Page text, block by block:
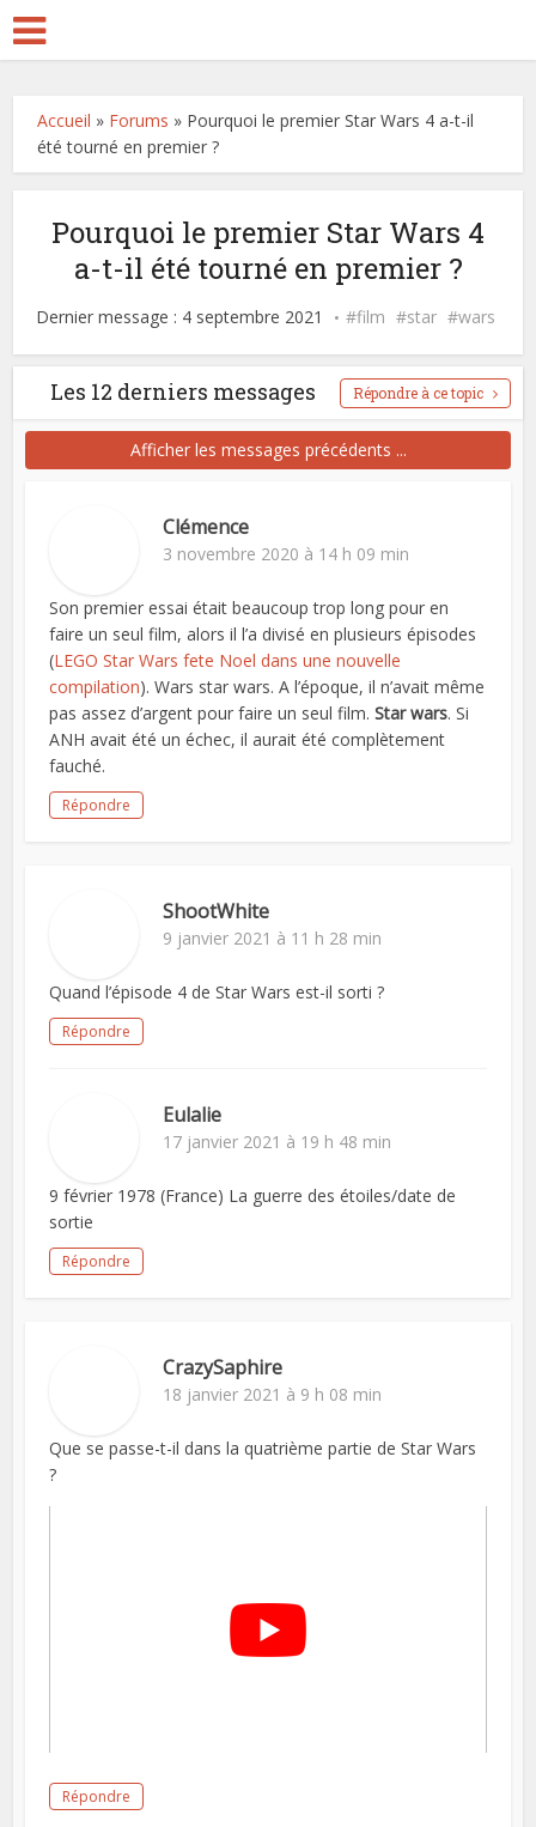
Accueil » Forums » Pourquoi le premier Star Wars 4 a-t-il
été tourné en premier ?
Pourquoi le premier Star Wars 4
a-t-il été tourné en premier ?
Dernier message : 4 septembre 2021 film star wars
Les 12 derniers messages Répondre à ce topic
Afficher les messages précédents ...
Clémence
3 novembre 2020 à 14 h 09 min
Son premier essai était beaucoup trop long pour en
faire un seul film, alors il l’a divisé en plusieurs épisodes
(LEGO Star Wars fete Noel dans une nouvelle
compilation). Wars star wars. A l’époque, il n’avait même
pas assez d’argent pour faire un seul film.Star wars. Si
ANH avait été un échec, il aurait été complètement
fauché.
Répondre
ShootWhite
9 janvier 2021 à 11 h 28 min
Quand l’épisode 4 de Star Wars est-il sorti ?
Répondre
Eulalie
17 janvier 2021 à 19 h 48 min
9 février 1978 (France) La guerre des étoiles/date de
sortie
Répondre
CrazySaphire
18 janvier 2021 à 9 h 08 min
Que se passe-t-il dans la quatrième partie de Star Wars
?
Répondre